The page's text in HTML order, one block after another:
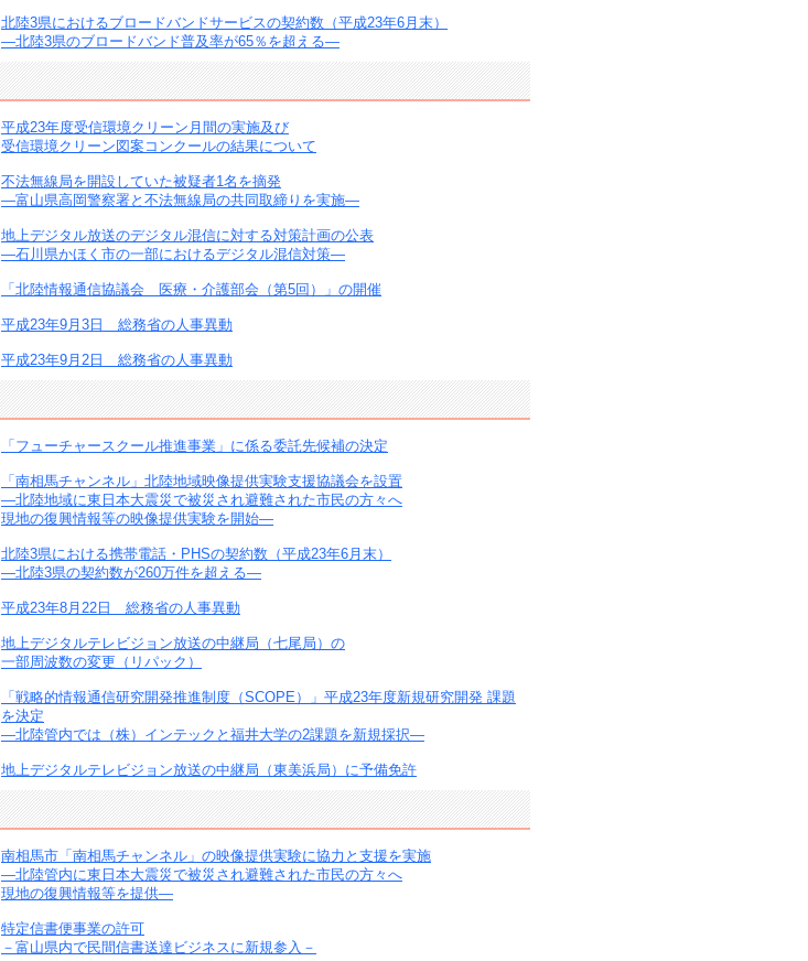
北陸3県におけるブロードバンドサービスの契約数（平成23年6月末）
―北陸3県のブロードバンド普及率が65％を超える―
平成23年度受信環境クリーン月間の実施及び
受信環境クリーン図案コンクールの結果について
不法無線局を開設していた被疑者1名を摘発
―富山県高岡警察署と不法無線局の共同取締りを実施―
地上デジタル放送のデジタル混信に対する対策計画の公表
―石川県かほく市の一部におけるデジタル混信対策―
「北陸情報通信協議会 医療・介護部会（第5回）」の開催
平成23年9月3日 総務省の人事異動
平成23年9月2日 総務省の人事異動
「フューチャースクール推進事業」に係る委託先候補の決定
「南相馬チャンネル」北陸地域映像提供実験支援協議会を設置
―北陸地域に東日本大震災で被災され避難された市民の方々へ
現地の復興情報等の映像提供実験を開始―
北陸3県における携帯電話・PHSの契約数（平成23年6月末）
―北陸3県の契約数が260万件を超える―
平成23年8月22日 総務省の人事異動
地上デジタルテレビジョン放送の中継局（七尾局）の
一部周波数の変更（リパック）
「戦略的情報通信研究開発推進制度（SCOPE）」平成23年度新規研究開発 課題
を決定
―北陸管内では（株）インテックと福井大学の2課題を新規採択―
地上デジタルテレビジョン放送の中継局（東美浜局）に予備免許
南相馬市「南相馬チャンネル」の映像提供実験に協力と支援を実施
―北陸管内に東日本大震災で被災され避難された市民の方々へ
現地の復興情報等を提供―
特定信書便事業の許可
－富山県内で民間信書送達ビジネスに新規参入－